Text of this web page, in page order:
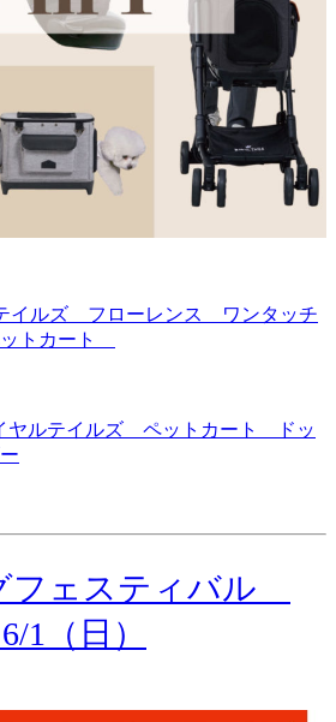
フェスティバル
1（日）